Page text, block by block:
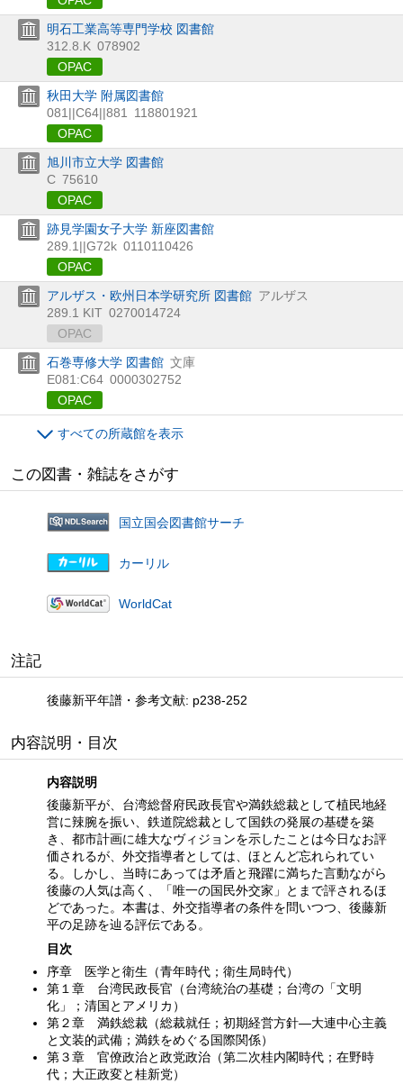
明石工業高等専門学校 図書館
312.8.K 078902
OPAC
秋田大学 附属図書館
081||C64||881
118801921
OPAC
旭川市立大学 図書館
C 75610
OPAC
跡見学園女子大学 新座図書館
289.1||G72k 0110110426
OPAC
アルザス・欧州日本学研究所 図書館 アルザス
289.1 KIT 0270014724
OPAC
石巻専修大学 図書館 文庫
E081:C64 0000302752
OPAC
すべての所蔵館を表示
この図書・雑誌をさがす
国立国会図書館サーチ
カーリル
WorldCat
注記
後藤新平年譜・参考文献: p238-252
内容説明・目次
内容説明
後藤新平が、台湾総督府民政長官や満鉄総裁として植民地経
営に辣腕を振い、鉄道院総裁として国鉄の発展の基礎を築
き、都市計画に雄大なヴィジョンを示したことは今日なお評
価されるが、外交指導者としては、ほとんど忘れられてい
る。しかし、当時にあっては矛盾と飛躍に満ちた言動ながら
後藤の人気は高く、「唯一の国民外交家」とまで評されるほ
どであった。本書は、外交指導者の条件を問いつつ、後藤新
平の足跡を辿る評伝である。
目次
序章 医学と衛生（青年時代；衛生局時代）
第１章 台湾民政長官（台湾統治の基礎；台湾の「文明
化」；清国とアメリカ）
第２章 満鉄総裁（総裁就任；初期経営方針—大連中心主義
と文装的武備；満鉄をめぐる国際関係）
第３章 官僚政治と政党政治（第二次桂内閣時代；在野時
代；大正政変と桂新党）